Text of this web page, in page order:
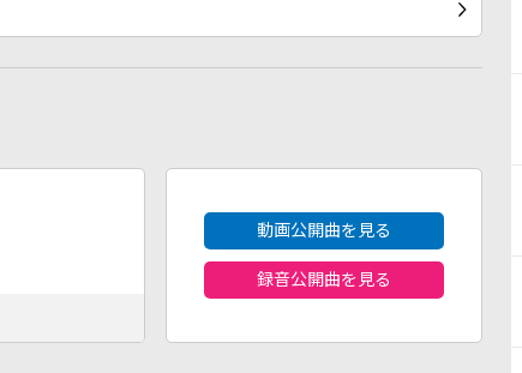
動画公開曲を見る
録音公開曲を見る